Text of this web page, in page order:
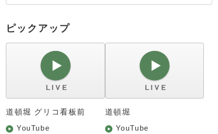
ピックアップ
道頓堀 グリコ看板前
YouTube
道頓堀
YouTube